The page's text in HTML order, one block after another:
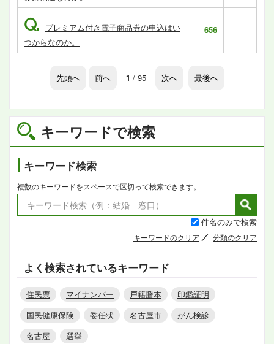
キーワードで検索
キーワード検索
複数のキーワードをスペースで区切って検索できます。
件名のみで検索
キーワードのクリア 分類のクリア
よく検索されているキーワード
住民票 マイナンバー 戸籍謄本
印鑑証明
国民健康保険
委任状 名古屋市
がん検診
名古屋
選挙
Q. プレミアム付き電子商品券の申込はい
つからなのか。
656
先頭へ 前へ 1 / 95 次へ 最後へ